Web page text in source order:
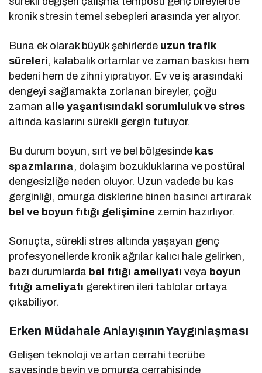
kronik stresin temel sebepleri arasında yer alıyor.
Buna ek olarak büyük şehirlerde uzun trafik
süreleri, kalabalık ortamlar ve zaman baskısı hem
bedeni hem de zihni yıpratıyor. Ev ve iş arasındaki
dengeyi sağlamakta zorlanan bireyler, çoğu
zaman aile yaşantısındaki sorumluluk ve stres
altında kaslarını sürekli gergin tutuyor.
Bu durum boyun, sırt ve bel bölgesinde kas
spazmlarına, dolaşım bozukluklarına ve postüral
dengesizliğe neden oluyor. Uzun vadede bu kas
gerginliği, omurga disklerine binen basıncı artırarak
bel ve boyun fıtığı gelişimine zemin hazırlıyor.
Sonuçta, sürekli stres altında yaşayan genç
profesyonellerde kronik ağrılar kalıcı hale gelirken,
bazı durumlarda bel fıtığı ameliyatı veya boyun
fıtığı ameliyatı gerektiren ileri tablolar ortaya
çıkabiliyor.
Erken Müdahale Anlayışının Yaygınlaşması
Gelişen teknoloji ve artan cerrahi tecrübe
sayesinde beyin ve omurga cerrahisinde